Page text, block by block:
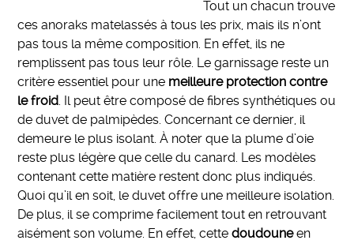
Tout un chacun trouve
ces anoraks matelassés à tous les prix, mais ils n’ont
pas tous la même composition. En effet, ils ne
remplissent pas tous leur rôle. Le garnissage reste un
critère essentiel pour une meilleure protection contre
le froid. Il peut être composé de fibres synthétiques ou
de duvet de palmipèdes. Concernant ce dernier, il
demeure le plus isolant. À noter que la plume d’oie
reste plus légère que celle du canard. Les modèles
contenant cette matière restent donc plus indiqués.
Quoi qu’il en soit, le duvet offre une meilleure isolation.
De plus, il se comprime facilement tout en retrouvant
aisément son volume. En effet, cettedoudouneen